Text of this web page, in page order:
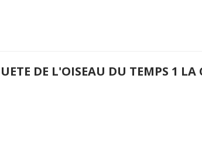
DE L'OISEAU DU TEMPS 1